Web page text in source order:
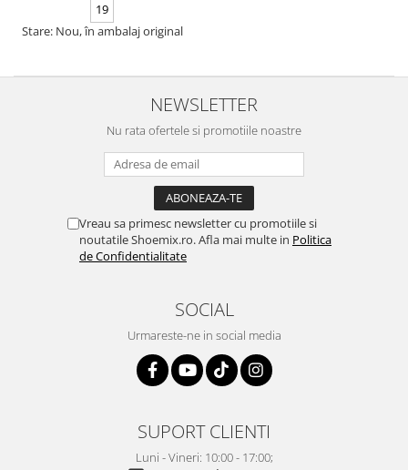
19
Stare: Nou, în ambalaj original
NEWSLETTER
Nu rata ofertele si promotiile noastre
Vreau sa primesc newsletter cu promotiile si
noutatile Shoemix.ro. Afla mai multe in Politica
de Confidentialitate
SOCIAL
Urmareste-ne in social media
SUPORT CLIENTI
Luni - Vineri: 10:00 - 17:00;